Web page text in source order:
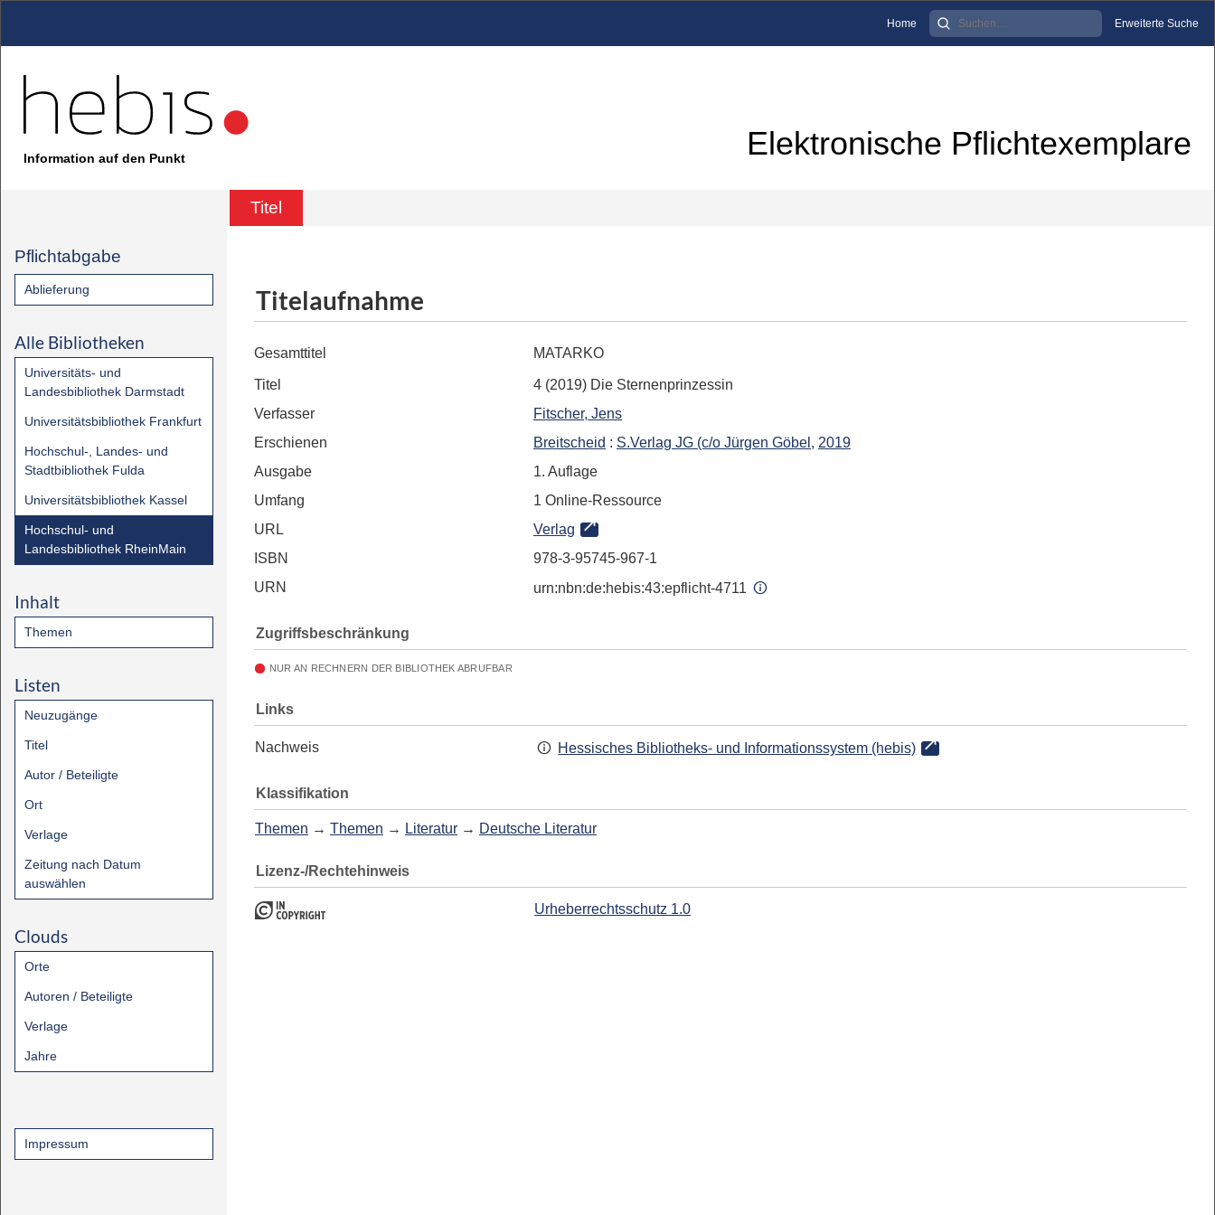
Home Erweiterte Suche
Information auf den Punkt Elektronische Pflichtexemplare
Titel
Pflichtabgabe
Ablieferung
Alle Bibliotheken
Universitäts- und
Landesbibliothek Darmstadt
Universitätsbibliothek Frankfurt
Hochschul-, Landes- und
Stadtbibliothek Fulda
Universitätsbibliothek Kassel
Hochschul- und
Landesbibliothek RheinMain
Inhalt
Themen
Listen
Neuzugänge
Titel
Autor / Beteiligte
Ort
Verlage
Zeitung nach Datum
auswählen
Clouds
Orte
Autoren / Beteiligte
Verlage
Jahre
Impressum
Titelaufnahme
Gesamttitel MATARKO
Titel 4 (2019) Die Sternenprinzessin
Verfasser
Fitscher, Jens
Erschienen
Breitscheid : S.Verlag JG (c/o Jürgen Göbel , 2019
Ausgabe
1. Auflage
Umfang
1 Online-Ressource
URL
Verlag
ISBN
978-3-95745-967-1
URN
urn:nbn:de:hebis:43:epflicht-4711
Zugriffsbeschränkung
NUR AN RECHNERN DER BIBLIOTHEK ABRUFBAR
Links
Nachweis Hessisches Bibliotheks- und Informationssystem (hebis)
Klassifikation
Themen → Themen → Literatur → Deutsche Literatur
Lizenz-/Rechtehinweis
Urheberrechtsschutz 1.0